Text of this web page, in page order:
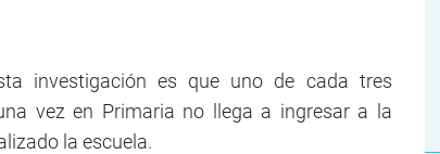
investigación es que uno de cada tres
vez en Primaria no llega a ingresar a la
la escuela.